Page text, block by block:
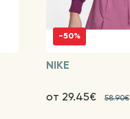
-50%
NIKE
от 29.45€ 58.90€